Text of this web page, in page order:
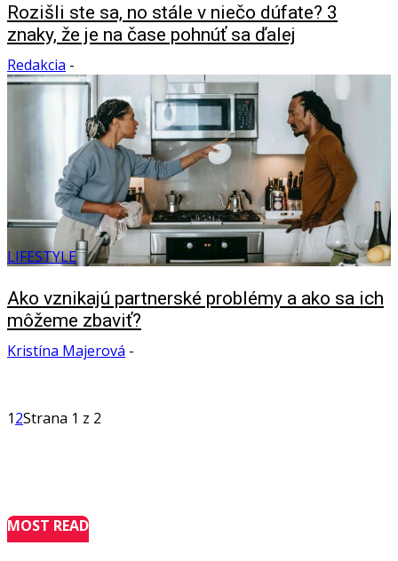
Rozišli ste sa, no stále v niečo dúfate? 3
znaky, že je na čase pohnúť sa ďalej
Redakcia -
LIFESTYLE
Ako vznikajú partnerské problémy a ako sa ich
môžeme zbaviť?
Kristína Majerová -
12Strana 1 z 2
MOST READ